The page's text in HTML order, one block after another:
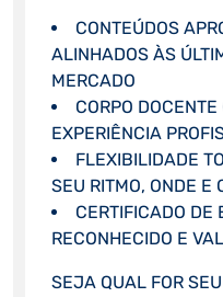
CONTEÚDOS
ALINHADOS ÀS
MERCADO
CORPO
EXPERIÊNCIA
FLEXIBILIDADE
SEU RITMO, ONDE E
CERTIFICADO DE
RECONHECIDO E
SEJA QUAL FOR